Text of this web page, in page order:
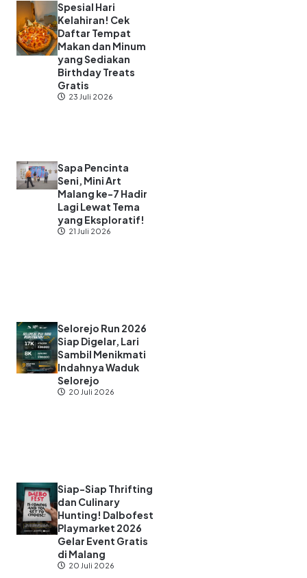
Spesial Hari
Kelahiran! Cek
Daftar Tempat
Makan dan Minum
yang Sediakan
Birthday Treats
Gratis
23 Juli 2026
Sapa Pencinta
Seni, Mini Art
Malang ke-7 Hadir
Lagi Lewat Tema
yang Eksploratif!
21 Juli 2026
Selorejo Run 2026
Siap Digelar, Lari
Sambil Menikmati
Indahnya Waduk
Selorejo
20 Juli 2026
Siap-Siap Thrifting
dan Culinary
Hunting! Dalbofest
Playmarket 2026
Gelar Event Gratis
di Malang
20 Juli 2026